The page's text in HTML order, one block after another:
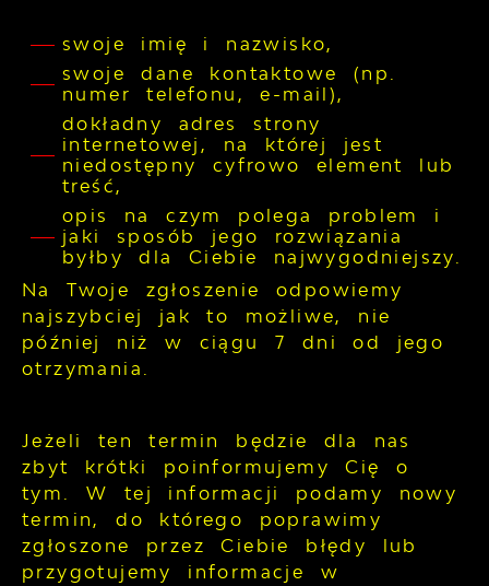
swoje imię i nazwisko,
swoje dane kontaktowe (np.
numer telefonu, e-mail),
dokładny adres strony
internetowej, na której jest
niedostępny cyfrowo element lub
treść,
opis na czym polega problem i
jaki sposób jego rozwiązania
byłby dla Ciebie najwygodniejszy.
Na Twoje zgłoszenie odpowiemy
najszybciej jak to możliwe, nie
później niż w ciągu 7 dni od jego
otrzymania.
Jeżeli ten termin będzie dla nas
zbyt krótki poinformujemy Cię o
tym. W tej informacji podamy nowy
termin, do którego poprawimy
zgłoszone przez Ciebie błędy lub
przygotujemy informacje w